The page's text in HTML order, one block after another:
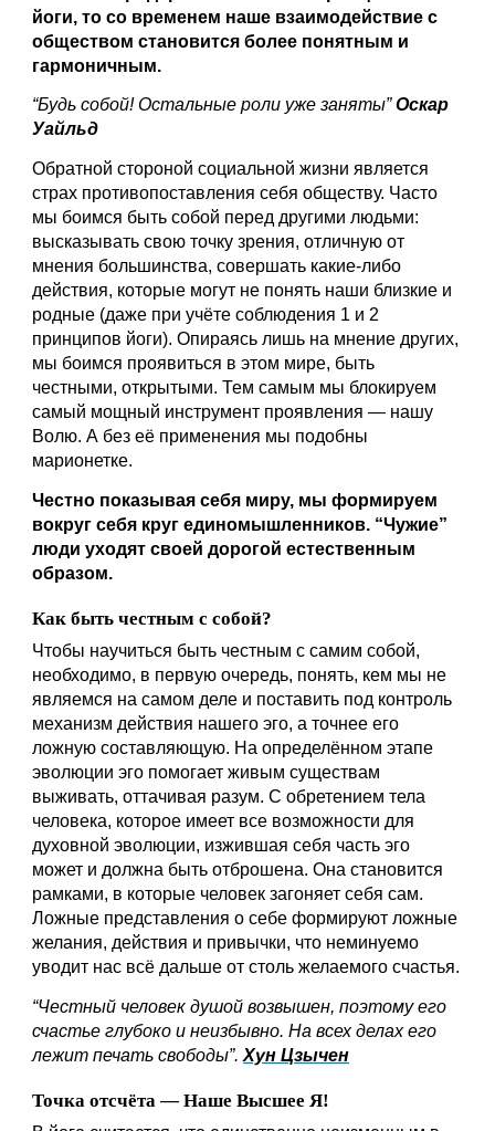
йоги, то со временем наше взаимодействие с
обществом становится более понятным и
гармоничным.
“Будь собой! Остальные роли уже заняты” Оскар
Уайльд
Обратной стороной социальной жизни является
страх противопоставления себя обществу. Часто
мы боимся быть собой перед другими людьми:
высказывать свою точку зрения, отличную от
мнения большинства, совершать какие-либо
действия, которые могут не понять наши близкие и
родные (даже при учёте соблюдения 1 и 2
принципов йоги). Опираясь лишь на мнение других,
мы боимся проявиться в этом мире, быть
честными, открытыми. Тем самым мы блокируем
самый мощный инструмент проявления — нашу
Волю. А без её применения мы подобны
марионетке.
Честно показывая себя миру, мы формируем
вокруг себя круг единомышленников. “Чужие”
люди уходят своей дорогой естественным
образом.
Как быть честным с собой?
Чтобы научиться быть честным с самим собой,
необходимо, в первую очередь, понять, кем мы не
являемся на самом деле и поставить под контроль
механизм действия нашего эго, а точнее его
ложную составляющую. На определённом этапе
эволюции эго помогает живым существам
выживать, оттачивая разум. С обретением тела
человека, которое имеет все возможности для
духовной эволюции, изжившая себя часть эго
может и должна быть отброшена. Она становится
рамками, в которые человек загоняет себя сам.
Ложные представления о себе формируют ложные
желания, действия и привычки, что неминуемо
уводит нас всё дальше от столь желаемого счастья.
“Честный человек душой возвышен, поэтому его
счастье глубоко и неизбывно. На всех делах его
лежит печать свободы”. Хун Цзычен
Точка отсчёта — Наше Высшее Я!